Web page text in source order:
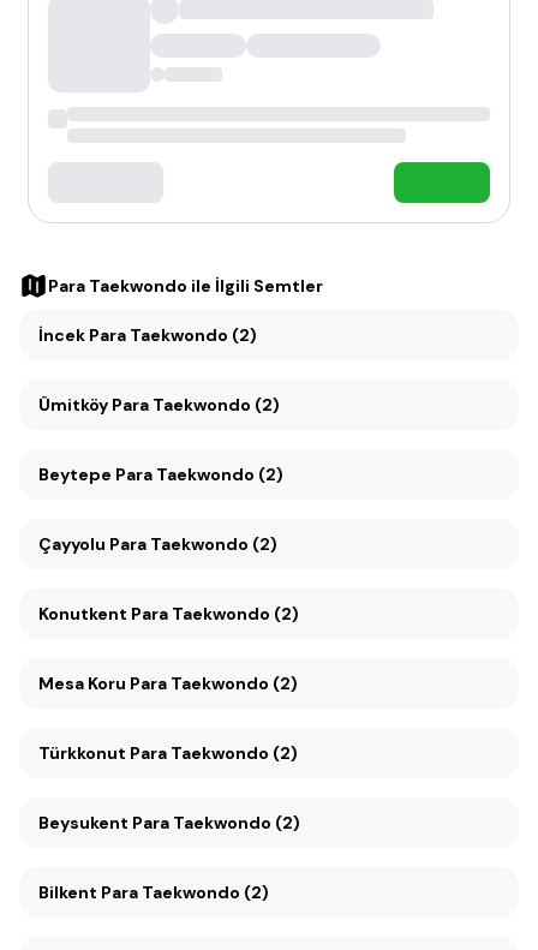
Para Taekwondo ile İlgili Semtler
İncek Para Taekwondo (2)
Ümitköy Para Taekwondo (2)
Beytepe Para Taekwondo (2)
Çayyolu Para Taekwondo (2)
Konutkent Para Taekwondo (2)
Mesa Koru Para Taekwondo (2)
Türkkonut Para Taekwondo (2)
Beysukent Para Taekwondo (2)
Bilkent Para Taekwondo (2)